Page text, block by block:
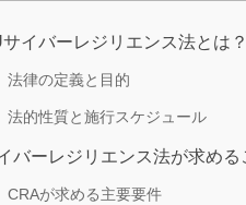
サイバーレジリエンス法とは
法律の定義と目的
法的性質と施行スケジュール
バーレジリエンス法が求める
CRAが求める主要要件